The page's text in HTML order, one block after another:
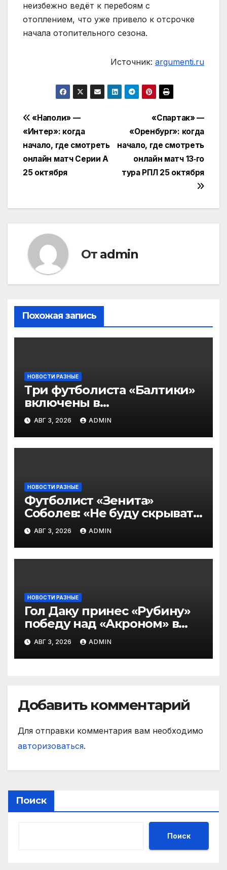
неизбежно ведёт к перебоям с
отоплением, что уже привело к отсрочке
начала отопительного сезона.
Источник: argumenti.ru
Навигация
по
записям
«Спартак» —
«Оренбург»: когда
начало, где смотреть
онлайн матч 13‑го
тура РПЛ 25 октября
«Наполи» —
«Интер»: когда
начало, где смотреть
онлайн матч Серии А
25 октября
От admin
Похожая запись
НОВОСТИ РАЗНЫЕ
Три футболиста «Балтики»
включены в
символическую сборную
2‑го тура РПЛ по версии
подписчиков МАТЧ
ПРЕМЬЕР
АВГ 3, 2026 ADMIN
НОВОСТИ РАЗНЫЕ
Футболист «Зенита»
Соболев: «Не буду скрывать
— в Оренбурге всегда
тяжело играть»
АВГ 3, 2026 ADMIN
НОВОСТИ РАЗНЫЕ
Гол Даку принес «Рубину»
победу над «Акроном» в
матче РПЛ
АВГ 3, 2026 ADMIN
Добавить комментарий
Для отправки комментария вам необходимо
авторизоваться.
Поиск
Поиск